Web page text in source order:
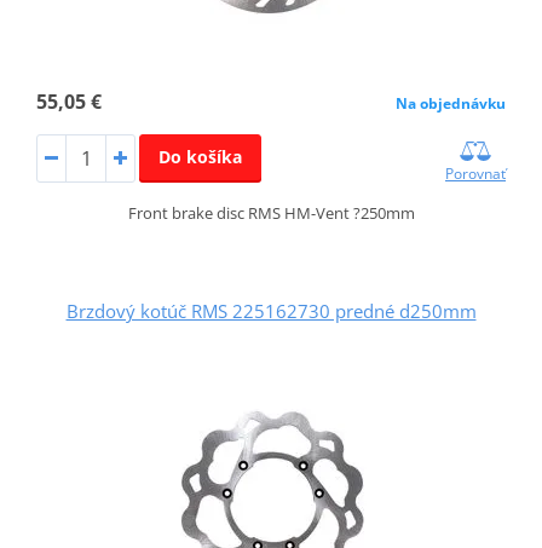
55,05 € Na objednávku
Do košíka
Porovnať
Front brake disc RMS HM-Vent ?250mm
Brzdový kotúč RMS 225162730 predné d250mm